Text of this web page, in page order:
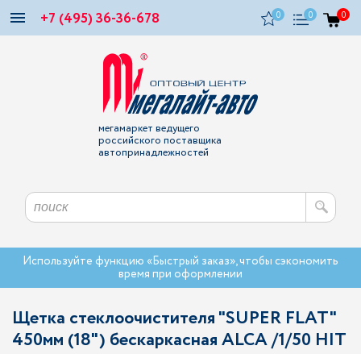
+7 (495) 36-36-678 0 0 0
мегамаркет ведущего
российского поставщика
автопринадлежностей
Используйте функцию «Быстрый заказ», чтобы сэкономить
время при оформлении
Щетка стеклоочистителя "SUPER FLAT"
450мм (18") беcкаркасная ALCA /1/50 HIT